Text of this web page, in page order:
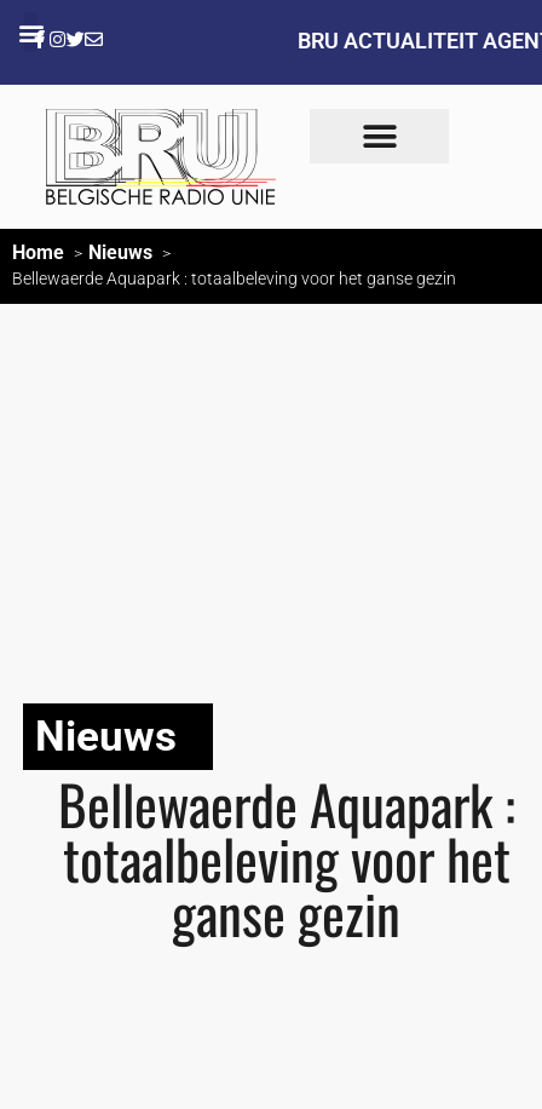
BRU ACTUALITEIT
Home Nieuws
Bellewaerde Aquapark : totaalbeleving voor het ganse gezin
Nieuws
Bellewaerde Aquapark :
totaalbeleving voor het
ganse gezin